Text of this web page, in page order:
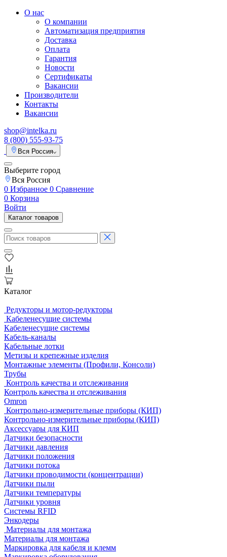
О нас
О компании
Автоматизация предприятия
Доставка
Оплата
Гарантия
Новости
Сертификаты
Вакансии
Производители
Контакты
Вакансии
shop@intelka.ru
8 (800) 555-93-75
Вся Россия
Выберите город
Вся Россия
0 Избранное 0 Сравнение
0 Корзина
Войти
Каталог товаров
Каталог
Редукторы и мотор-редукторы
Кабеленесущие системы
Кабеленесущие системы
Кабель-каналы
Кабельные лотки
Метизы и крепежные изделия
Монтажные элементы (Профили, Консоли)
Трубы
Контроль качества и отслеживания
Контроль качества и отслеживания
Omron
Контрольно-измерительные приборы (КИП)
Контрольно-измерительные приборы (КИП)
Аксессуары для КИП
Датчики безопасности
Датчики давления
Датчики положения
Датчики потока
Датчики проводимости (концентрации)
Датчики пыли
Датчики температуры
Датчики уровня
Системы RFID
Энкодеры
Материалы для монтажа
Материалы для монтажа
Маркировка для кабеля и клемм